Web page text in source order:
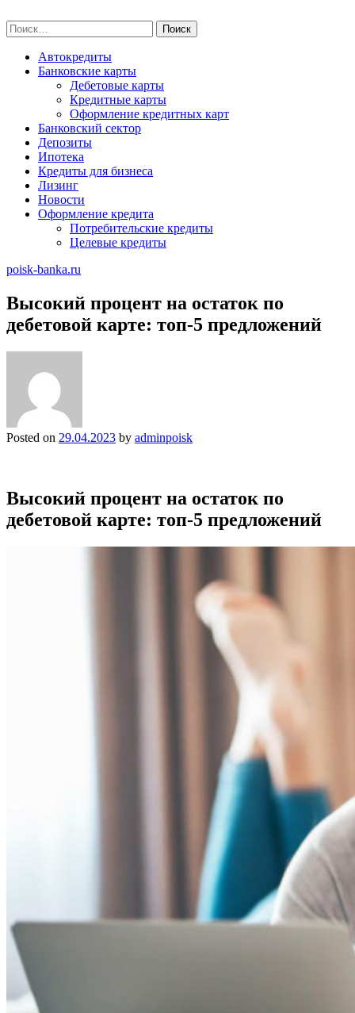
to
content
Найти:
Автокредиты
Банковские карты
Дебетовые карты
Кредитные карты
Оформление кредитных карт
Банковский сектор
Депозиты
Ипотека
Кредиты для бизнеса
Лизинг
Новости
Оформление кредита
Потребительские кредиты
Целевые кредиты
poisk-banka.ru
Высокий процент на остаток по
дебетовой карте: топ-5 предложений
Posted on 29.04.2023 by adminpoisk
Высокий процент на остаток по
дебетовой карте: топ-5 предложений